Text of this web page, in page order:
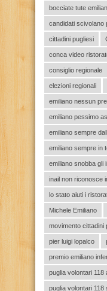
bocciate tute
candidati scivolano
cittadini pugliesi
conca video
consiglio regionale
elezioni regionali
emiliano nessun
emiliano pessimo
emiliano sempre
emiliano sempre in
emiliano snobba gli
inail non riconosce
lo stato aiuti i
Michele Emiliano
movimento cittadini
pier luigi lopalco
premio emiliano
puglia volontari 118
puglia volontari